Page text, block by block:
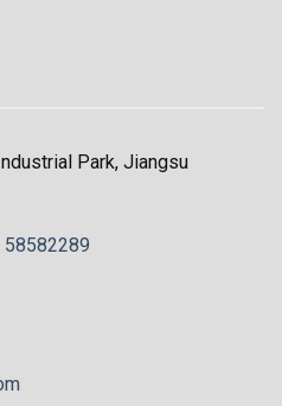
Park, Jiangsu
58582289